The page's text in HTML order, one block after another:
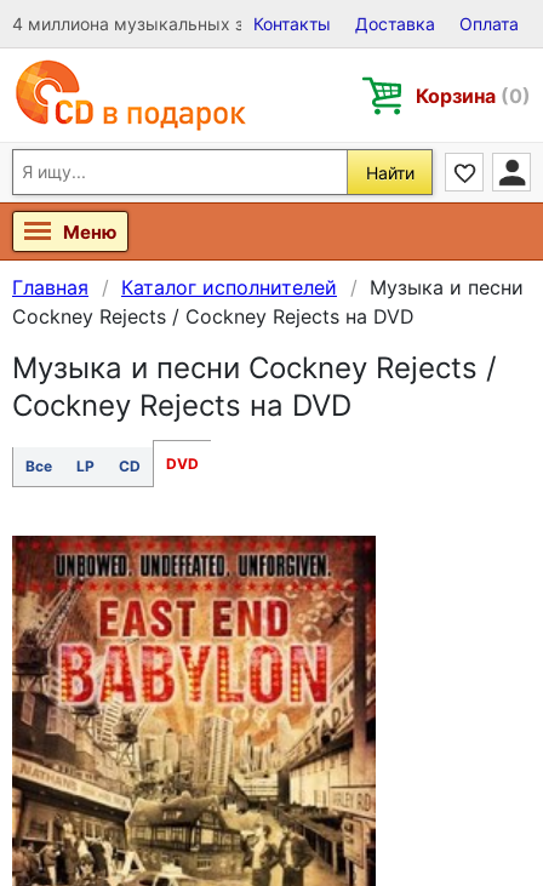
4 миллиона музыкальных записей на Виниле, CD и DVD
Контакты Доставка Оплата
Корзина (0)
Найти
Меню
Главная Каталог исполнителей
Музыка и песни
Cockney Rejects / Cockney Rejects на DVD
Музыка и песни Cockney Rejects /
Cockney Rejects на DVD
Все LP CD DVD